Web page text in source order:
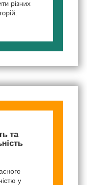
різних
та
у